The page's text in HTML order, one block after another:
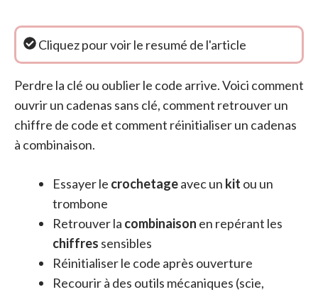
Perdre la clé ou oublier le code arrive. Voici comment
ouvrir un cadenas sans clé, comment retrouver un
chiffre de code et comment réinitialiser un cadenas
à combinaison.
Essayer le crochetageavec un kit ou un
trombone
Retrouver la combinaison en repérant les
chiffres sensibles
Réinitialiser le code après ouverture
Recourir à des outils mécaniques (scie,